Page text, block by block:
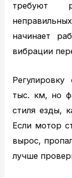
требуют
начинает
вибрации
тыс. км, но
стиля езды,
Если мотор
вырос,
лучше